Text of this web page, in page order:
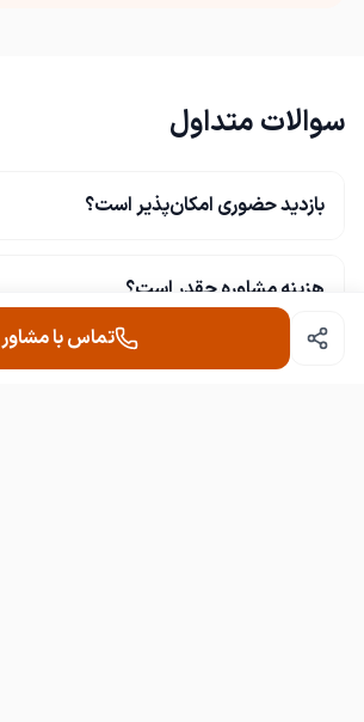
سوالات متداول
بازدید حضوری امکان‌پذیر است؟
هزینه مشاوره چقدر است؟
آگهی‌ها به‌روز هستند؟
تماس با مشاور